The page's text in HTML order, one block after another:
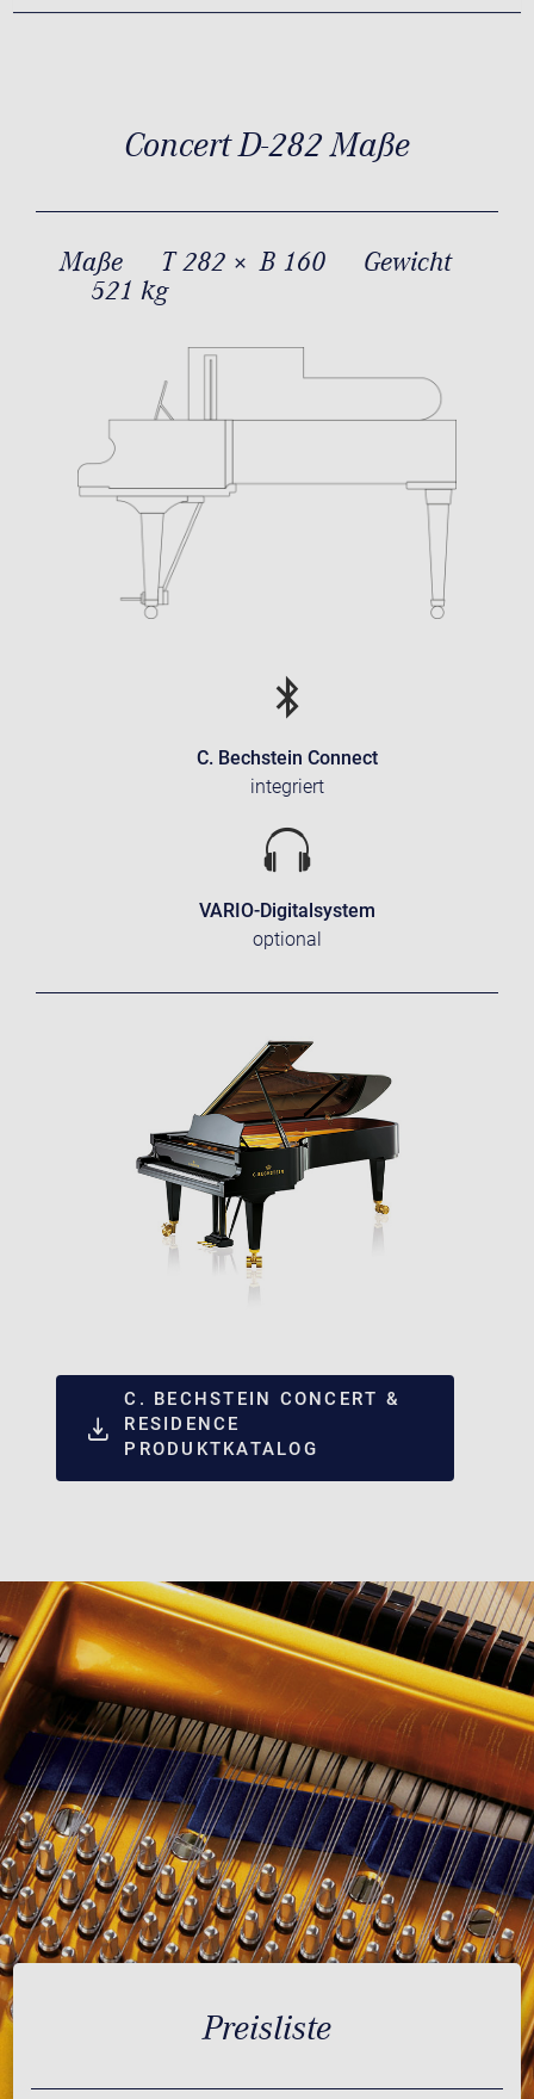
Concert D-282 Maße
Maße T 282 × B 160
Gewicht
521 kg
C. Bechstein Connect
integriert
VARIO-Digitalsystem
optional
C. BECHSTEIN CONCERT &
RESIDENCE
PRODUKTKATALOG
Preisliste